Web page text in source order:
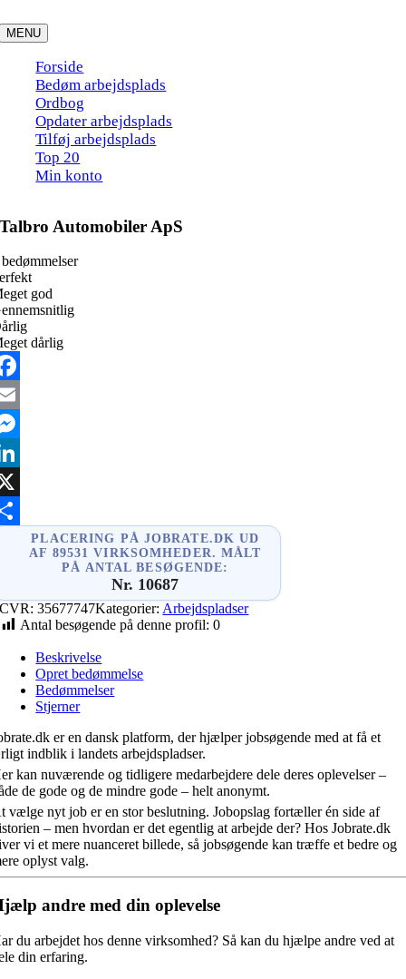
to
content
MENU
Forside
Bedøm arbejdsplads
Ordbog
Opdater arbejdsplads
Tilføj arbejdsplads
Top 20
Min konto
Talbro Automobiler ApS
god
dårlig
PLACERING PÅ JOBRATE.DK UD
AF 89531 VIRKSOMHEDER. MÅLT
PÅ ANTAL BESØGENDE:
Nr. 10687
CVR:35677747Kategorier: Arbejdspladser
Antal besøgende på denne profil: 0
Beskrivelse
Opret bedømmelse
Bedømmelser
Stjerner
er en dansk platform, der hjælper jobsøgende med at få et
indblik i landets arbejdspladser.
kan nuværende og tidligere medarbejdere dele deres oplevelser –
de gode og de mindre gode – helt anonymt.
vælge nyt job er en stor beslutning. Jobopslag fortæller én side af
– men hvordan er det egentlig at arbejde der? Hos Jobrate.dk
vi et mere nuanceret billede, så jobsøgende kan træffe et bedre og
oplyst valg.
andre med din oplevelse
du arbejdet hos denne virksomhed? Så kan du hjælpe andre ved at
din erfaring.